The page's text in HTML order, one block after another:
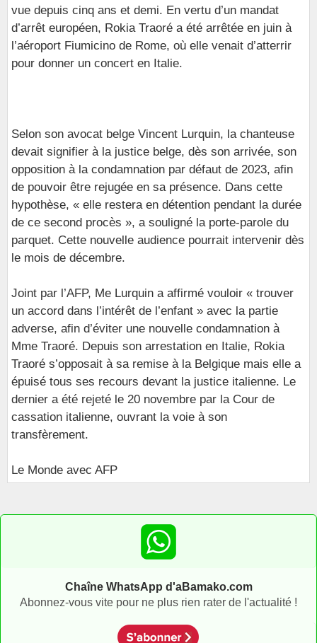
vue depuis cinq ans et demi. En vertu d’un mandat
d’arrêt européen, Rokia Traoré a été arrêtée en juin à
l’aéroport Fiumicino de Rome, où elle venait d’atterrir
pour donner un concert en Italie.
Selon son avocat belge Vincent Lurquin, la chanteuse
devait signifier à la justice belge, dès son arrivée, son
opposition à la condamnation par défaut de 2023, afin
de pouvoir être rejugée en sa présence. Dans cette
hypothèse, « elle restera en détention pendant la durée
de ce second procès », a souligné la porte-parole du
parquet. Cette nouvelle audience pourrait intervenir dès
le mois de décembre.
Joint par l’AFP, Me Lurquin a affirmé vouloir « trouver
un accord dans l’intérêt de l’enfant » avec la partie
adverse, afin d’éviter une nouvelle condamnation à
Mme Traoré. Depuis son arrestation en Italie, Rokia
Traoré s’opposait à sa remise à la Belgique mais elle a
épuisé tous ses recours devant la justice italienne. Le
dernier a été rejeté le 20 novembre par la Cour de
cassation italienne, ouvrant la voie à son
transfèrement.
Le Monde avec AFP
Chaîne WhatsApp d'aBamako.com
Abonnez-vous vite pour ne plus rien rater de l'actualité !